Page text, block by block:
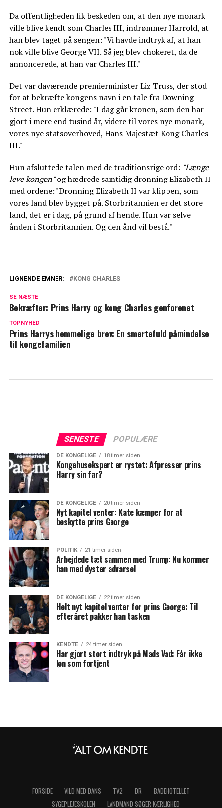
Da offentligheden fik beskeden om, at den nye monark
ville blive kendt som Charles III, indrømmer Harrold, at
han blev taget på sengen: "Vi havde indtryk af, at han
nok ville blive George VII. Så jeg blev chokeret, da de
annoncerede, at han var Charles III."
Det var daværende premierminister Liz Truss, der stod
for at bekræfte kongens navn i en tale fra Downing
Street. Hun erklærede: "I dag går kronen, som den har
gjort i mere end tusind år, videre til vores nye monark,
vores nye statsoverhoved, Hans Majestæt Kong Charles
III."
Hun afsluttede talen med de traditionsrige ord: "Længe
leve kongen"og hædrede samtidig dronning Elizabeth II
med ordene: "Dronning Elizabeth II var klippen, som
vores land blev bygget på. Storbritannien er det store
land, det er i dag, på grund af hende. Hun var selve
ånden i Storbritannien. Og den ånd vil bestå."
Afslører: Har aldrig været mere rasende
LIGNENDE EMNER: KONG CHARLES
SE NÆSTE
Bekræfter: Prins Harry og kong Charles genforenet
TOPNYHED
Prins Harrys hemmelige brev: En smertefuld påmindelse
til kongefamilien
SENESTE POPULÆRE
DE KONGELIGE 18 timer siden
Kongehusekspert er rystet: Afpresser prins
Harry sin far?
DE KONGELIGE 20 timer siden
Nyt kapitel venter: Kate kæmper for at
beskytte prins George
POLITIK 21 timer siden
Arbejdede tæt sammen med Trump: Nu kommer
han med dyster advarsel
DE KONGELIGE 22 timer siden
Helt nyt kapitel venter for prins George: Til
efteråret pakker han tasken
KENDTE 24 timer siden
Har gjort stort indtryk på Mads Vad: Får ikke
løn som fortjent
FORSIDE VILD MED DANS TV2 DR
BADEHOTELLET
SYGEPLEJESKOLEN
LANDMAND SØGER KÆRLIGHED